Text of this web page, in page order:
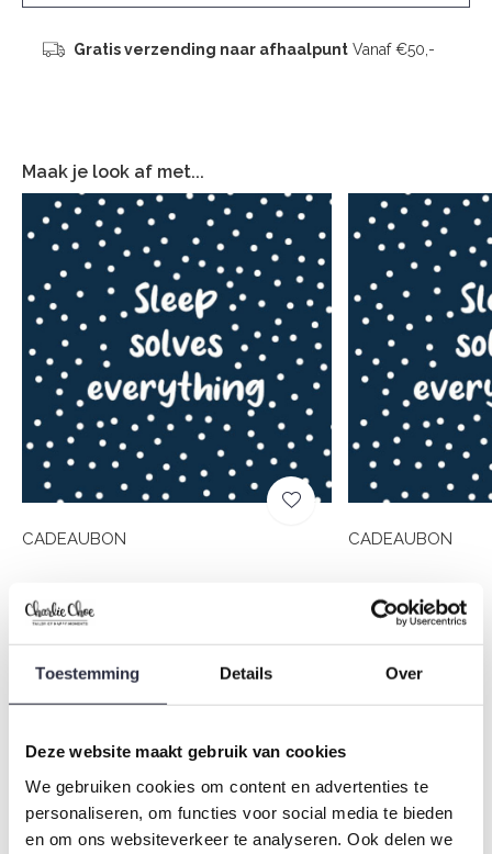
Toestemming Details Over
Deze website maakt gebruik van cookies
We gebruiken cookies om content en advertenties te
personaliseren, om functies voor social media te bieden
en om ons websiteverkeer te analyseren. Ook delen we
Gratis verzending naar afhaalpuntVanaf €50,-
Maak je look af met...
CADEAUBON CADEAUBON
Delen
Toevoegen aan vergelijking